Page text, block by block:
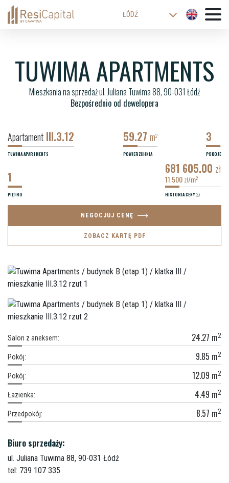
ŁÓDŹ
WROCŁAW
KRAKÓW
BIELSKO-BIAŁA
TUWIMA APARTMENTS
Mieszkania na sprzedaż ul. Juliana Tuwima 88, 90-031 Łódź
Bezpośrednio od dewelopera
TUWIMA APARTMENTS
Apartament III.3.12
POWIERZCHNIA
59.27 m2
POKOJE
3
PIĘTRO
1
HISTORIA CENY
681 605.00 zł
11 500 zł/m2
NEGOCJUJ CENĘ
ZOBACZ KARTĘ PDF
Salon z aneksem: 24.27 m2
Pokój: 9.85 m2
Pokój: 12.09 m2
Łazienka: 4.49 m2
Przedpokój: 8.57 m2
Biuro sprzedaży:
ul. Juliana Tuwima 88, 90-031 Łódź
tel: 739 107 335